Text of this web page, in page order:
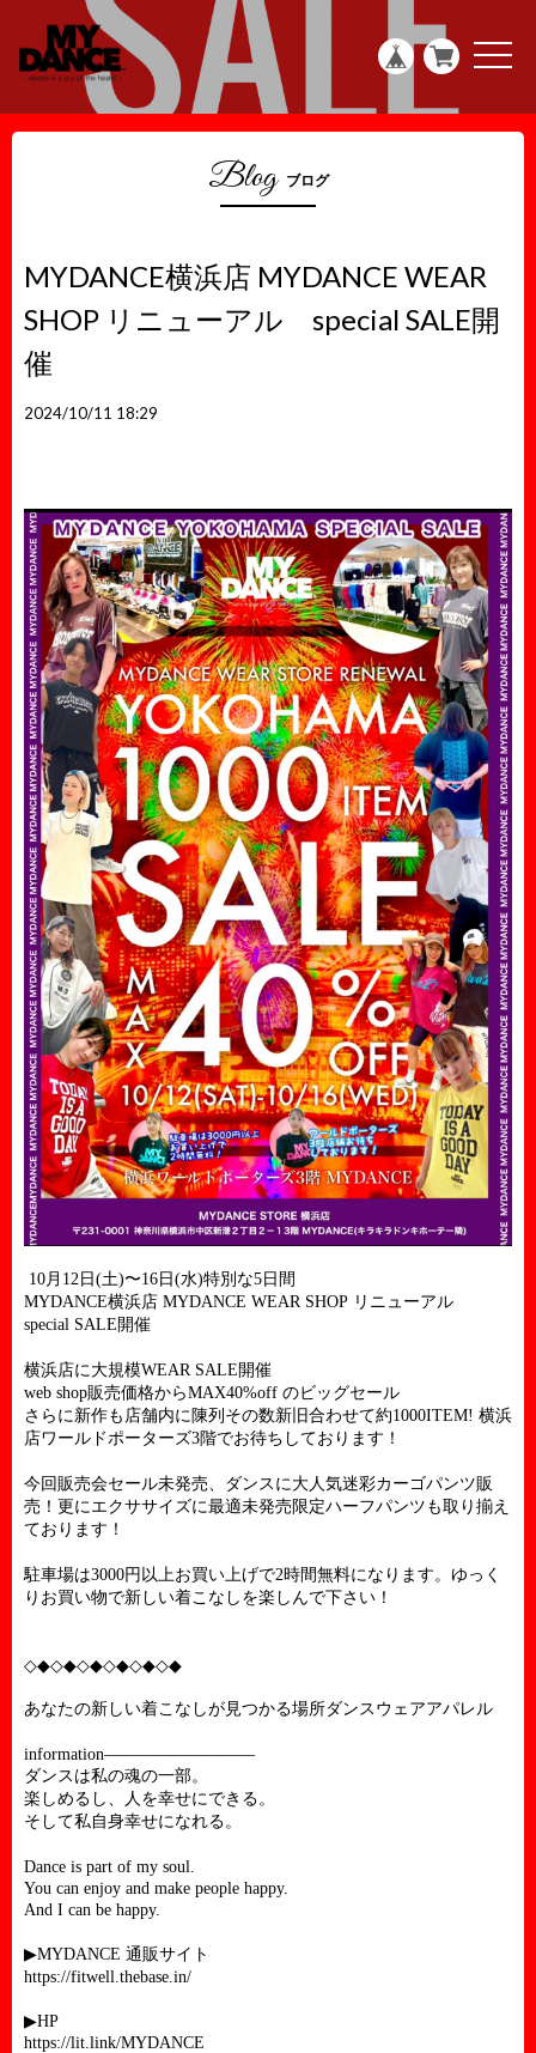
t
o
n
Blog ブログ
MYDANCE横浜店 MYDANCE WEAR
SHOP リニューアル special SALE開
催
2024/10/11 18:29
10 月 12 日(土)〜16日(水)特別な5日間
MYDANCE横浜店 MYDANCE WEAR SHOP リニューアル
special SALE開催
横浜店に大規模WEAR SALE開催
web shop販売価格からMAX40%off のビッグセール
さらに新作も店舗内に陳列その数新旧合わせて約1000ITEM! 横浜
店ワールドポーターズ3階でお待ちしております！
今回販売会セール未発売、ダンスに大人気迷彩カーゴパンツ販
売！更にエクササイズに最適未発売限定ハーフパンツも取り揃え
ております！
駐車場は3000円以上お買い上げで2時間無料になります。ゆっく
りお買い物で新しい着こなしを楽しんで下さい！
◇◆◇◆◇◆◇◆◇◆◇◆
あなたの新しい着こなしが見つかる場所ダンスウェアアパレル
information—————————
ダンスは私の魂の一部。
楽しめるし、人を幸せにできる。
そして私自身幸せになれる。
Dance is part of my soul.
You can enjoy and make people happy.
And I can be happy.
▶︎MYDANCE 通販サイト
https://fitwell.thebase.in/
▶︎HP
https://lit.link/MYDANCE
e
n
i
g